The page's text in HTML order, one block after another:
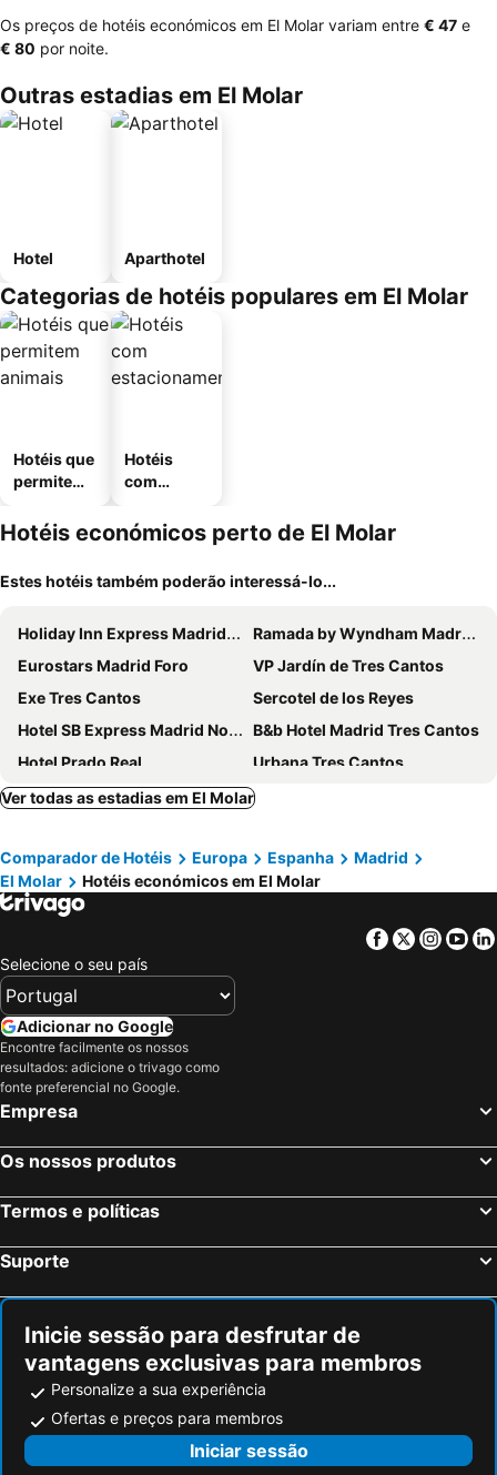
Os preços de hotéis económicos em El Molar variam entre ‎€ 47 e
‎€ 80 por noite.
Outras estadias em El Molar
Hotel Aparthotel
Categorias de hotéis populares em El Molar
Hotéis que
permitem
Hotéis
com
mento
Hotéis económicos perto de El Molar
Estes hotéis também poderão interessá-lo...
Holiday Inn Express Madrid-san Sebastian D/l Reyes By Ihg
Ramada by Wyndham Madrid Tres Cantos
Eurostars Madrid Foro
VP Jardín de Tres Cantos
Exe Tres Cantos
Sercotel de los Reyes
Hotel SB Express Madrid Norte
B&b Hotel Madrid Tres Cantos
Hotel Prado Real
Urbana Tres Cantos
Hotel Praderon
Hotel Sara De Ur
Hotel Mavi
Palacio Miraflores
Huerto San Antonio
Hostal Azul
Posada Del Camino Real
Ver todas as estadias em El Molar
Comparador de Hotéis Europa Espanha
Madrid
El Molar
Hotéis económicos em El Molar
Facebook
Twitter
Selecione o seu país
Adicionar no Google
Encontre facilmente os nossos
resultados: adicione o trivago como
fonte preferencial no Google.
Empresa
Os nossos produtos
Termos e políticas
Suporte
Inicie sessão para desfrutar de
vantagens exclusivas para membros
Personalize a sua experiência
Ofertas e preços para membros
Iniciar sessão